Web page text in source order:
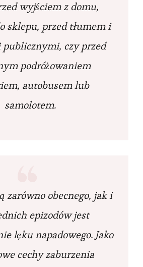
wyjściem z domu,
sklepu, przed tłumem i
czy przed
podróżowaniem
autobusem lub
samolotem.
zarówno obecnego, jak i
epizodów jest
lęku napadowego. Jako
cechy zaburzenia